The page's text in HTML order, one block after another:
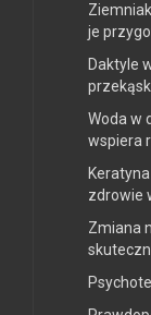
je
Daktyle
Woda w
wspiera
zdrowie
Zmiana